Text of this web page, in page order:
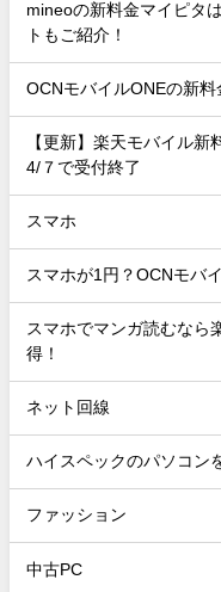
mineoの新料金マイピタ
トもご紹介！
OCNモバイルONEの新
【更新】楽天モバイル新
4/７で受付終了
スマホ
スマホが1円？OCNモバ
スマホでマンガ読むなら
得！
ネット回線
ハイスペックのパソコン
ファッション
中古PC